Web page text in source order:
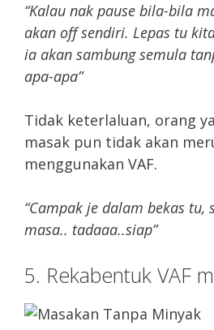
“Kalau nak pause bila-bila
akan off sendiri. Lepas tu
ia akan sambung semula
apa-apa”
Tidak keterlaluan, orang
masak pun tidak akan
menggunakan VAF.
“Campak je dalam bekas tu,
masa.. tadaaa..siap”
5. Rekabentuk VAF